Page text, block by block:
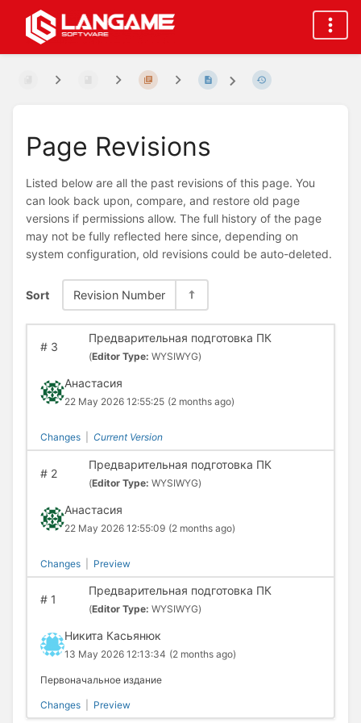
Page Revisions
Listed below are all the past revisions of this page. You
can look back upon, compare, and restore old page
versions if permissions allow. The full history of the page
may not be fully reflected here since, depending on
system configuration, old revisions could be auto-deleted.
Sort Revision Number
#3
Предварительная подготовка ПК
(Editor Type: WYSIWYG)
Анастасия
22 May 2026 12:55:25 (2 months ago)
Changes Current Version
#2
Предварительная подготовка ПК
(Editor Type: WYSIWYG)
Анастасия
22 May 2026 12:55:09 (2 months ago)
Changes Preview
#1
Предварительная подготовка ПК
(Editor Type: WYSIWYG)
Никита Касьянюк
13 May 2026 12:13:34 (2 months ago)
Первоначальное издание
Changes Preview